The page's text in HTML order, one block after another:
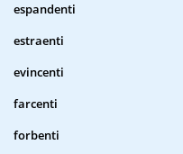
espandenti
estraenti
evincenti
farcenti
forbenti